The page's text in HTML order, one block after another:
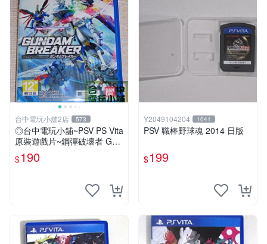
台中電玩小舖2店 573
◎台中電玩小舖~PSV PS Vita
原裝遊戲片~鋼彈破壞者 Gun
dam Breaker ~190
$190
Y2049104204 1041
PSV 職棒野球魂 2014 日版
$199